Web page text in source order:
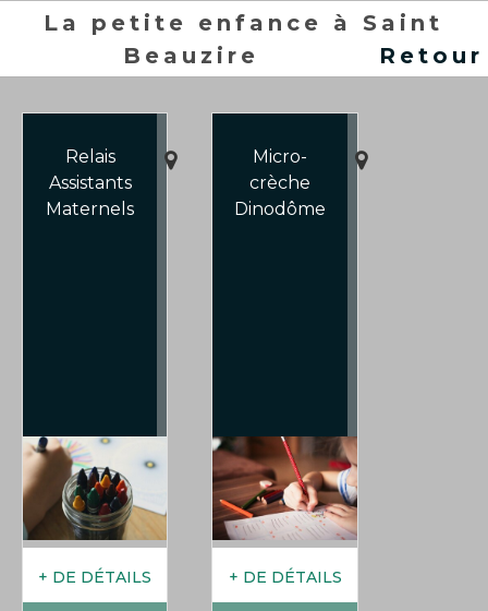
La petite enfance à Saint
Beauzire
Retour
Relais
Assistants
Maternels
Micro-
crèche
Dinodôme